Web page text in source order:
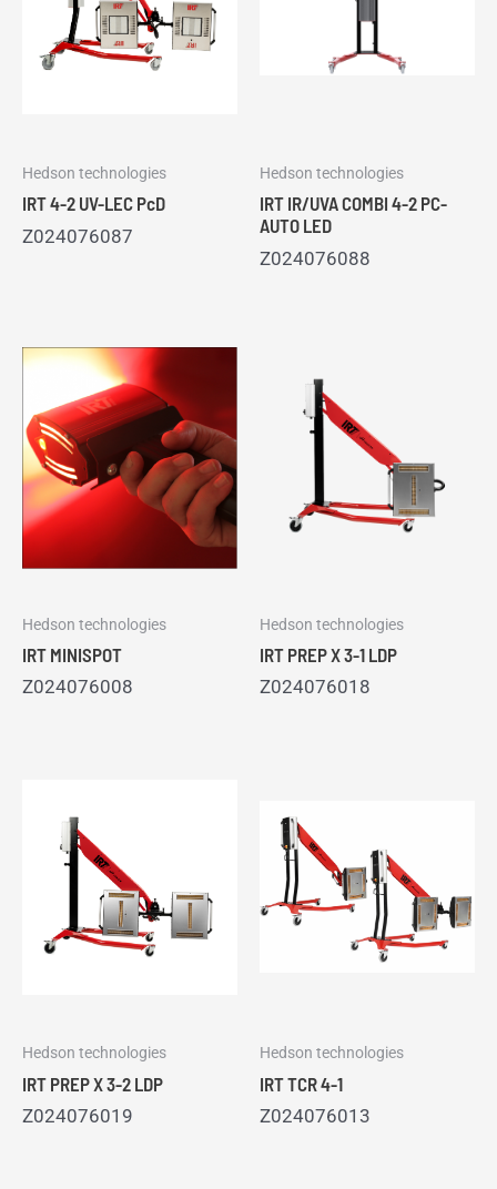
Hedson technologies
IRT 4-2 UV-LEC PcD
Z024076087
Hedson technologies
IRT IR/UVA COMBI 4-2 PC-
AUTO LED
Z024076088
Hedson technologies
IRT MINISPOT
Z024076008
Hedson technologies
IRT PREP X 3-1 LDP
Z024076018
Hedson technologies
IRT PREP X 3-2 LDP
Z024076019
Hedson technologies
IRT TCR 4-1
Z024076013